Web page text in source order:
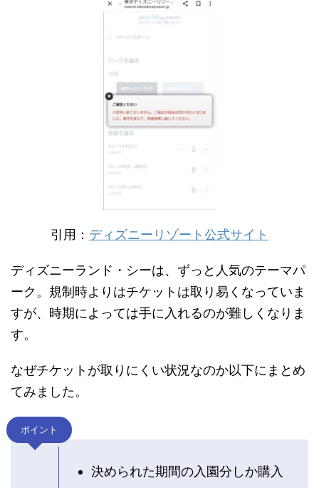
引用： ディズニーリゾート公式サイト
ディズニーランド・シーは、ずっと人気のテーマパ
ーク。規制時よりはチケットは取り易くなっていま
すが、時期によっては手に入れるのが難しくなりま
す。
なぜチケットが取りにくい状況なのか以下にまとめ
てみました。
ポイント
決められた期間の入園分しか購入